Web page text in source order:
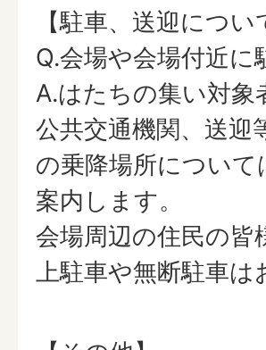
【駐車、送迎につい
Q.会場や会場付近
A.はたちの集い対
公共交通機関、送
の乗降場所につい
案内します。
会場周辺の住民の
上駐車や無断駐車